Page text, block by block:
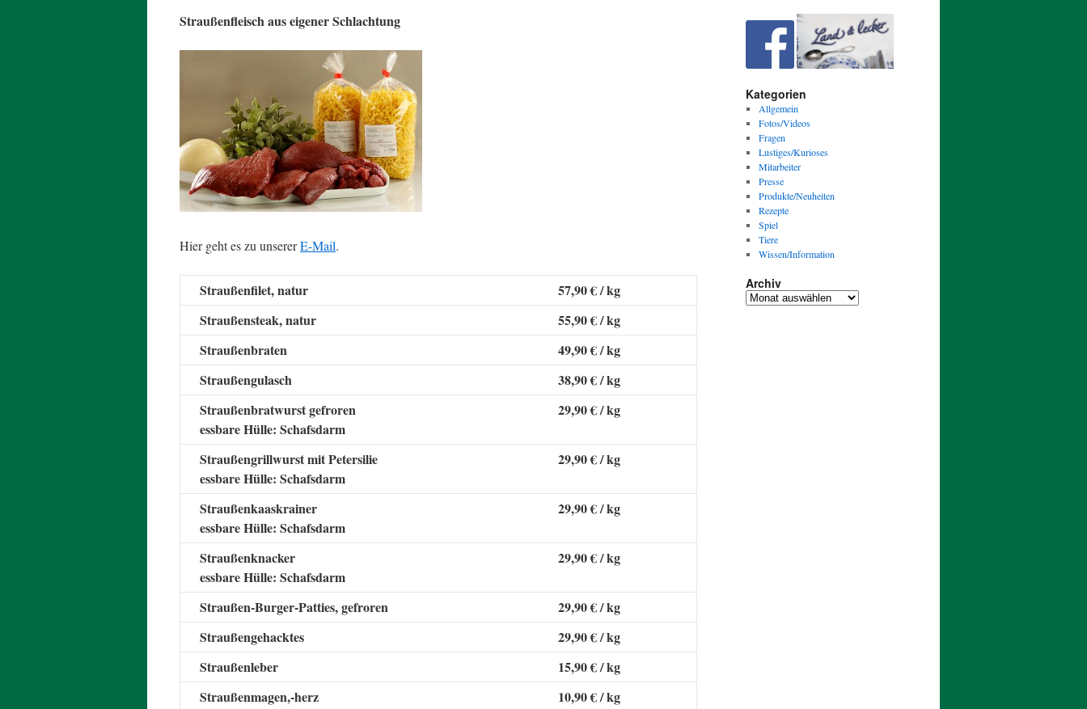
Straußenfleisch aus eigener Schlachtung
Hier geht es zu unsererE-Mail.
Straußenfilet, natur
57,90 € / kg
Straußensteak, natur
55,90 € / kg
Straußenbraten
49,90 € / kg
Straußengulasch
38,90 € / kg
Straußenbratwurst gefroren
essbare Hülle: Schafsdarm
29,90 € / kg
Straußengrillwurst mit Petersilie
essbare Hülle: Schafsdarm
29,90 € / kg
Straußenkaaskrainer
essbare Hülle: Schafsdarm
29,90 € / kg
Straußenknacker
essbare Hülle: Schafsdarm
29,90 € / kg
Straußen-Burger-Patties, gefroren
29,90 € / kg
Straußengehacktes
29,90 € / kg
Straußenleber
15,90 € / kg
Straußenmagen,-herz
10,90 € / kg
Kategorien
Allgemein
Fotos/Videos
Fragen
Lustiges/Kurioses
Mitarbeiter
Presse
Produkte/Neuheiten
Rezepte
Spiel
Tiere
Wissen/Information
Archiv
Archiv